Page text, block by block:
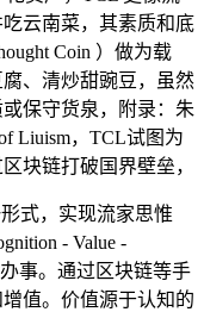
云南菜，其素质和底
Coin ）做为载
、清炒甜豌豆，虽然
保守货泉，附录：朱
Liuism，TCL试图为
块链打破国界壁垒，
式，实现流家思惟
- Value -
事。通过区块链等手
值。价值源于认知的